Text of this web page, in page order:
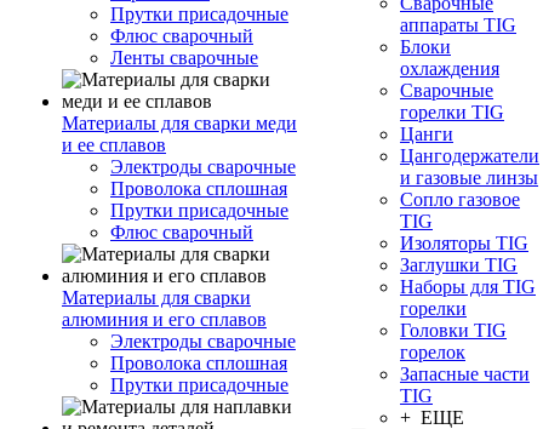
Прутки присадочные
Флюс сварочный
Ленты сварочные
Материалы для сварки меди
и ее сплавов
Электроды сварочные
Проволока сплошная
Прутки присадочные
Флюс сварочный
Материалы для сварки
алюминия и его сплавов
Электроды сварочные
Проволока сплошная
Прутки присадочные
аппараты TIG
Блоки
охлаждения
Сварочные
горелки TIG
Цанги
Цангодержатели
и газовые линзы
Сопло газовое
TIG
Изоляторы TIG
Заглушки TIG
Наборы для TIG
горелки
Головки TIG
горелок
Запасные части
TIG
+ ЕЩЕ